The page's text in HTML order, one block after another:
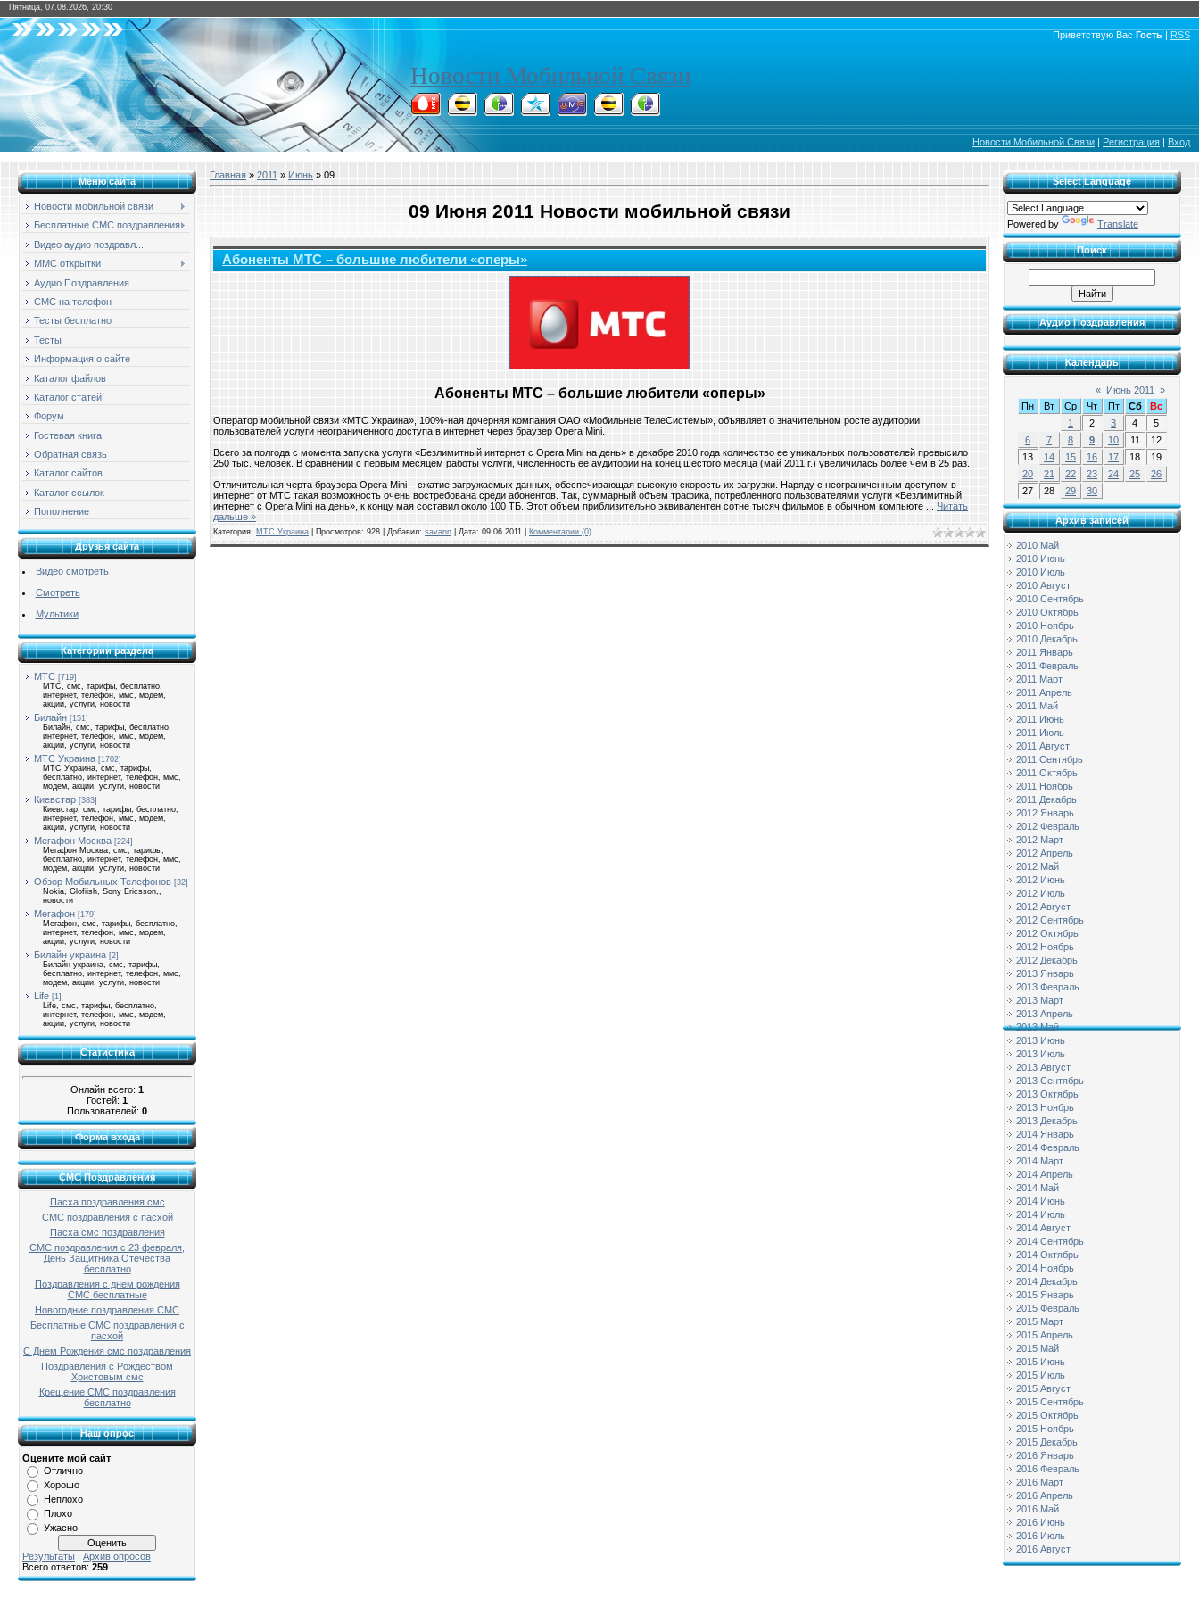
Пятница, 07.08.2026, 20:30
Приветствую Вас Гость | RSS
Новости Мобильной Связи
Новости Мобильной Связи | Регистрация | Вход
Меню сайта
Новости мобильной связи
Бесплатные СМС поздравления
Видео аудио поздравл...
ММС открытки
Аудио Поздравления
СМС на телефон
Тесты бесплатно
Тесты
Информация о сайте
Каталог файлов
Каталог статей
Форум
Гостевая книга
Обратная связь
Каталог сайтов
Каталог ссылок
Пополнение
Друзья сайта
Видео смотреть
Смотреть
Мультики
Категории раздела
МТС [719]
МТС, смс, тарифы, бесплатно,
интернет, телефон, ммс, модем,
акции, услуги, новости
Билайн [151]
Билайн, смс, тарифы, бесплатно,
интернет, телефон, ммс, модем,
акции, услуги, новости
МТС Украина [1702]
МТС Украина, смс, тарифы,
бесплатно, интернет, телефон, ммс,
модем, акции, услуги, новости
Киевстар [383]
Киевстар, смс, тарифы, бесплатно,
интернет, телефон, ммс, модем,
акции, услуги, новости
Мегафон Москва [224]
Мегафон Москва, смс, тарифы,
бесплатно, интернет, телефон, ммс,
модем, акции, услуги, новости
Обзор Мобильных Телефонов [32]
Nokia, Glofiish, Sony Ericsson,,
новости
Мегафон [179]
Мегафон, смс, тарифы, бесплатно,
интернет, телефон, ммс, модем,
акции, услуги, новости
Билайн украина [2]
Билайн украина, смс, тарифы,
бесплатно, интернет, телефон, ммс,
модем, акции, услуги, новости
Life [1]
Life, смс, тарифы, бесплатно,
интернет, телефон, ммс, модем,
акции, услуги, новости
Статистика
Онлайн всего: 1
Гостей: 1
Пользователей: 0
Форма входа
СМС Поздравления
Пасха поздравления смс
СМС поздравления с пасхой
Пасха смс поздравления
СМС поздравления с 23 февраля,
День Защитника Отечества
бесплатно
Поздравления с днем рождения
СМС бесплатные
Новогодние поздравления СМС
Бесплатные СМС поздравления с
пасхой
С Днем Рождения смс поздравления
Поздравления с Рождеством
Христовым смс
Крещение СМС поздравления
бесплатно
Наш опрос
Оцените мой сайт
Отлично
Хорошо
Неплохо
Плохо
Ужасно
Результаты | Архив опросов
Всего ответов: 259
Главная » 2011 » Июнь » 09
09 Июня 2011 Новости мобильной связи
Абоненты МТС – большие любители «оперы»
Абоненты МТС – большие любители «оперы»
Оператор мобильной связи «МТС Украина», 100%-ная дочерняя компания ОАО «Мобильные ТелеСистемы», объявляет о значительном росте аудитории
пользователей услуги неограниченного доступа в интернет через браузер Opera Mini.
Всего за полгода с момента запуска услуги «Безлимитный интернет с Opera Mini на день» в декабре 2010 года количество ее уникальных пользователей превысило
250 тыс. человек. В сравнении с первым месяцем работы услуги, численность ее аудитории на конец шестого месяца (май 2011 г.) увеличилась более чем в 25 раз.
Отличительная черта браузера Opera Mini – сжатие загружаемых данных, обеспечивающая высокую скорость их загрузки. Наряду с неограниченным доступом в
интернет от МТС такая возможность очень востребована среди абонентов. Так, суммарный объем трафика, потребленного пользователями услуги «Безлимитный
интернет с Opera Mini на день», к концу мая составил около 100 ТБ. Этот объем приблизительно эквивалентен сотне тысяч фильмов в обычном компьюте
Читать
дальше »
Категория: МТС Украина | Просмотров: 928 | Добавил: savann | Дата: 09.06.2011 Комментарии (0)
Select Language
Powered by Translate
Поиск
Аудио Поздравления
Календарь
« Июнь 2011
»
Пн
Вт Ср Чт Пт Сб
Вс
1
2 3 4
5
6
7 8 9 10 11
12
13
14 15 16 17 18
19
20
21 22 23 24 25
26
27
28 29 30
Архив записей
2010 Май
2010 Июнь
2010 Июль
2010 Август
2010 Сентябрь
2010 Октябрь
2010 Ноябрь
2010 Декабрь
2011 Январь
2011 Февраль
2011 Март
2011 Апрель
2011 Май
2011 Июнь
2011 Июль
2011 Август
2011 Сентябрь
2011 Октябрь
2011 Ноябрь
2011 Декабрь
2012 Январь
2012 Февраль
2012 Март
2012 Апрель
2012 Май
2012 Июнь
2012 Июль
2012 Август
2012 Сентябрь
2012 Октябрь
2012 Ноябрь
2012 Декабрь
2013 Январь
2013 Февраль
2013 Март
2013 Апрель
2013 Май
2013 Июнь
2013 Июль
2013 Август
2013 Сентябрь
2013 Октябрь
2013 Ноябрь
2013 Декабрь
2014 Январь
2014 Февраль
2014 Март
2014 Апрель
2014 Май
2014 Июнь
2014 Июль
2014 Август
2014 Сентябрь
2014 Октябрь
2014 Ноябрь
2014 Декабрь
2015 Январь
2015 Февраль
2015 Март
2015 Апрель
2015 Май
2015 Июнь
2015 Июль
2015 Август
2015 Сентябрь
2015 Октябрь
2015 Ноябрь
2015 Декабрь
2016 Январь
2016 Февраль
2016 Март
2016 Апрель
2016 Май
2016 Июнь
2016 Июль
2016 Август